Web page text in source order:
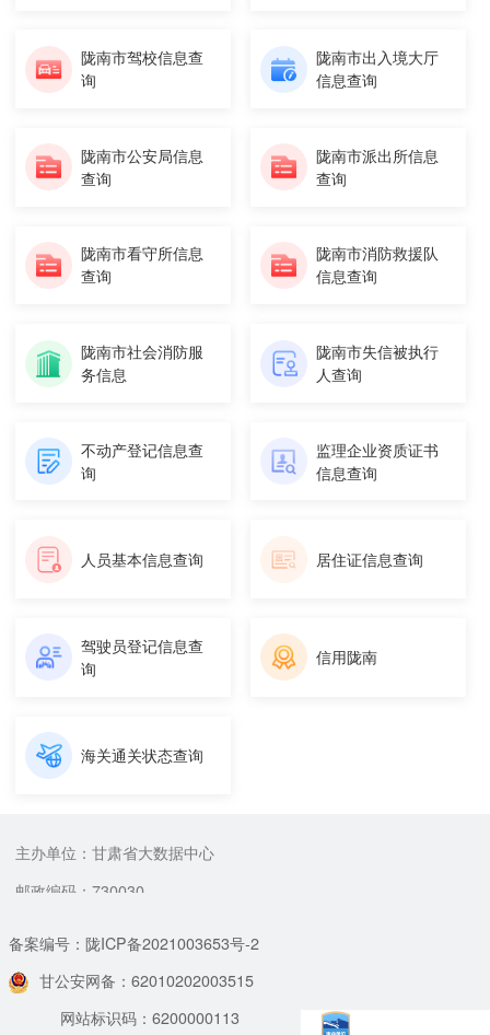
陇南市驾校信息查
询
陇南市出入境大厅
信息查询
陇南市公安局信息
查询
陇南市派出所信息
查询
陇南市看守所信息
查询
陇南市消防救援队
信息查询
陇南市社会消防服
务信息
陇南市失信被执行
人查询
不动产登记信息查
询
监理企业资质证书
信息查询
人员基本信息查询 居住证信息查询
驾驶员登记信息查
询
信用陇南
海关通关状态查询
主办单位：甘肃省大数据中心
邮政编码：730030
备案编号：陇ICP备2021003653号-2
甘公安网备：62010202003515
网站标识码：6200000113